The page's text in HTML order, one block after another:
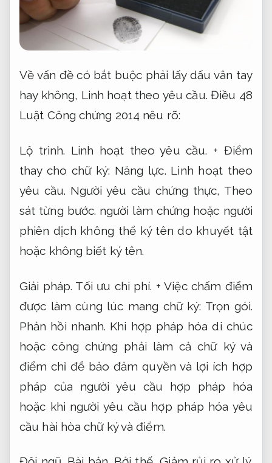
Về vấn đề có bắt buộc phải lấy dấu vân tay
hay không, Linh hoạt theo yêu cầu. Điều 48
Luật Công chứng 2014 nêu rõ:
Lộ trình. Linh hoạt theo yêu cầu. + Điểm
thay cho chữ ký: Năng lực. Linh hoạt theo
yêu cầu. Người yêu cầu chứng thực, Theo
sát từng bước. người làm chứng hoặc người
phiên dịch không thể ký tên do khuyết tật
hoặc không biết ký tên.
Giải pháp. Tối ưu chi phí. + Việc chấm điểm
được làm cùng lúc mang chữ ký: Trọn gói.
Phản hồi nhanh. Khi hợp pháp hóa di chúc
hoặc công chứng phải làm cả chữ ký và
điểm chỉ để bảo đảm quyền và lợi ích hợp
pháp của người yêu cầu hợp pháp hóa
hoặc khi người yêu cầu hợp pháp hóa yêu
cầu hài hòa chữ ký và điểm.